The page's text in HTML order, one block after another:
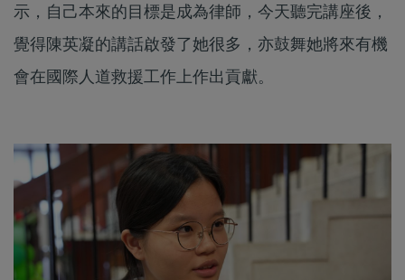
示，自己本來的目標是成為律師，今天聽完講座後，
覺得陳英凝的講話啟發了她很多，亦鼓舞她將來有機
會在國際人道救援工作上作出貢獻。